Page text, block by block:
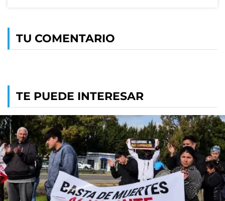
TU COMENTARIO
TE PUEDE INTERESAR